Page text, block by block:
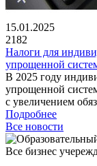
15.01.2025
2182
Налоги для
упрощенной
В 2025 году
упрощенной
с увеличением
Подробнее
Все новости
Все бизнес